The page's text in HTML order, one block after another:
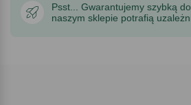
Psst... Gwarantujemy szybką
naszym sklepie potrafią